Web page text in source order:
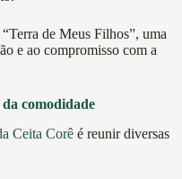
de Meus Filhos”, uma
e ao compromisso com a
comodidade
Ceita Corê é reunir diversas